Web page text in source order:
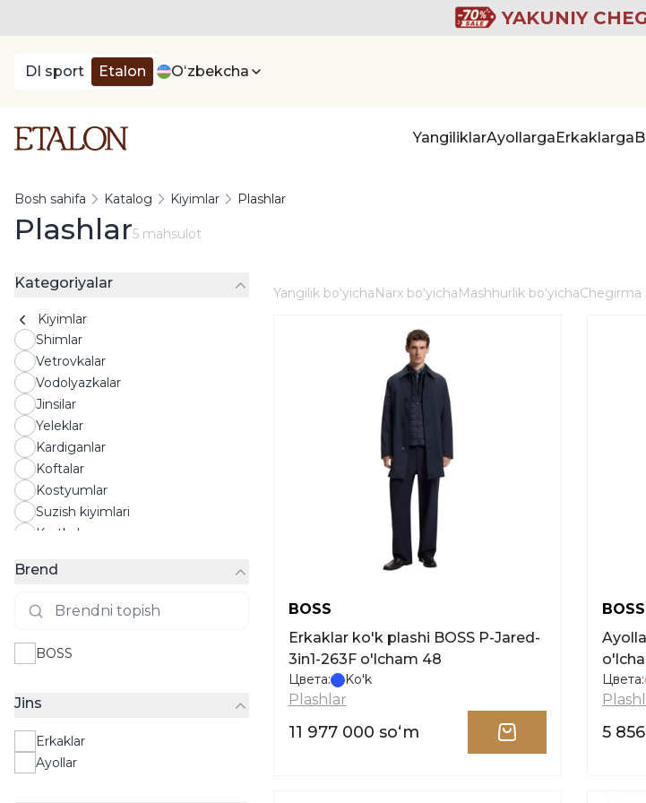
YAKUNIY
DI sport Etalon Oʻzbekcha
YangiliklarAyollargaErkaklarga
Bosh sahifa Katalog Kiyimlar Plashlar
Plashlar5 mahsulot
Kategoriyalar
Kiyimlar
Shimlar
Vetrovkalar
Vodolyazkalar
Jinsilar
Yeleklar
Kardiganlar
Koftalar
Kostyumlar
Suzish kiyimlari
Kurtkalar
Maykalar
Paltolar
Pijamalar
Liboslar
Polo
Pufik kurtka
Brend
BOSS
Jins
Erkaklar
Ayollar
Yangilik boʻyichaNarx boʻyichaMashhurlik boʻyichaChegirma
BOSS
Erkaklar ko'k plashi BOSS P-Jared-
3in1-263F o'lcham 48
Цвета: Ko'k
Plashlar
11 977 000 soʻm
BOSS
Цвета:
5